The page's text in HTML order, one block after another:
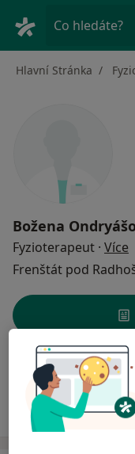
Co hledáte?
Hlavní Stránka
Božena
Fyzioterapeut · Více
Frenštát pod
Ceník